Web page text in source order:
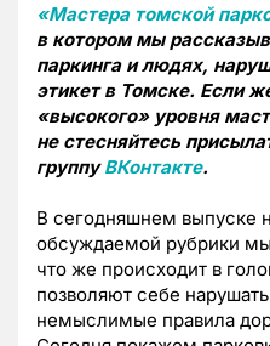
«Мастера томской
в котором мы
паркинга и людях,
этикет в Томске. Если
«высокого» уровня
не стесняйтесь
группуВКонтакте.
В сегодняшнем выпуске
обсуждаемой рубрики
что же происходит в
позволяют себе
немыслимые правила